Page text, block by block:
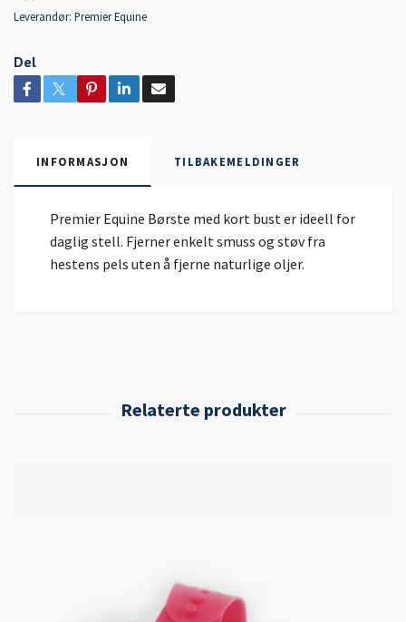
Leverandør: Premier Equine
Del
INFORMASJON TILBAKEMELDINGER
Premier Equine Børste med kort bust er ideell for
daglig stell. Fjerner enkelt smuss og støv fra
hestens pels uten å fjerne naturlige oljer.